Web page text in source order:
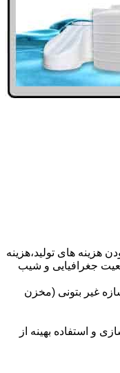
هزینه های تولید،هزینه
جغرافیایی و شیب
غیر بتونی (مخزن
و استفاده بهینه از